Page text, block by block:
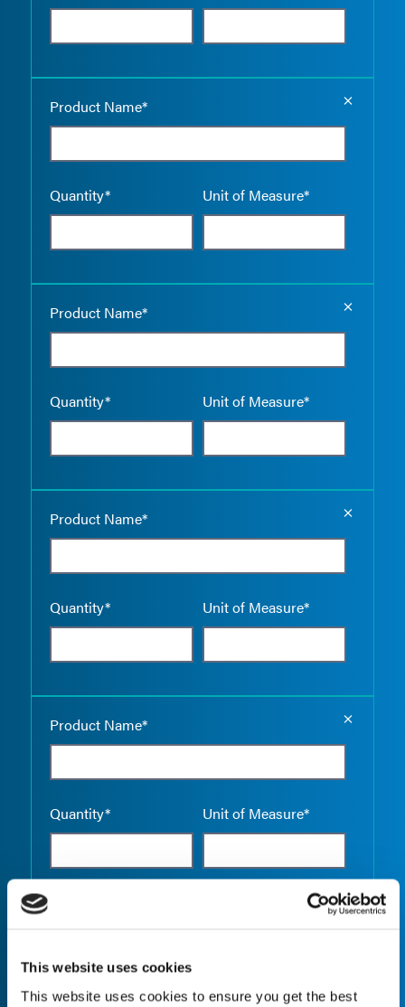
This website uses cookies
This website uses cookies to ensure you get the best
Product Name*
Quantity* Unit of Measure*
Product Name*
Quantity* Unit of Measure*
Product Name*
Quantity* Unit of Measure*
Product Name*
Quantity* Unit of Measure*